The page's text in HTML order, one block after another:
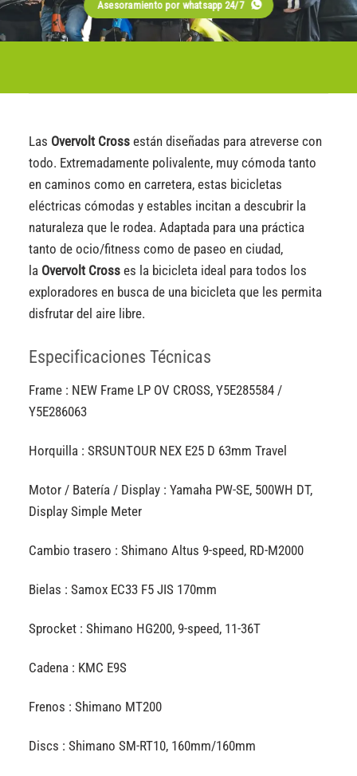
Asesoramiento por whatsapp 24/7
Las Overvolt Cross están diseñadas para atreverse con
todo. Extremadamente polivalente, muy cómoda tanto
en caminos como en carretera, estas bicicletas
eléctricas cómodas y estables incitan a descubrir la
naturaleza que le rodea. Adaptada para una práctica
tanto de ocio/fitness como de paseo en ciudad,
la Overvolt Cross es la bicicleta ideal para todos los
exploradores en busca de una bicicleta que les permita
disfrutar del aire libre.
Especificaciones Técnicas
Frame : NEW Frame LP OV CROSS, Y5E285584 /
Y5E286063
Horquilla : SRSUNTOUR NEX E25 D 63mm Travel
Motor / Batería / Display : Yamaha PW-SE, 500WH DT,
Display Simple Meter
Cambio trasero : Shimano Altus 9-speed, RD-M2000
Bielas : Samox EC33 F5 JIS 170mm
Sprocket : Shimano HG200, 9-speed, 11-36T
Cadena : KMC E9S
Frenos : Shimano MT200
Discs : Shimano SM-RT10, 160mm/160mm